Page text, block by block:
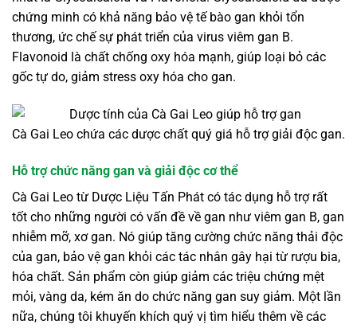
chứng minh có khả năng bảo vệ tế bào gan khỏi tổn
thương, ức chế sự phát triển của virus viêm gan B.
Flavonoid là chất chống oxy hóa mạnh, giúp loại bỏ các
gốc tự do, giảm stress oxy hóa cho gan.
Cà Gai Leo chứa các dược chất quý giá hỗ trợ giải độc gan.
Hỗ trợ chức năng gan và giải độc cơ thể
Cà Gai Leo từ Dược Liệu Tấn Phát có tác dụng hỗ trợ rất
tốt cho những người có vấn đề về gan như viêm gan B, gan
nhiễm mỡ, xơ gan. Nó giúp tăng cường chức năng thải độc
của gan, bảo vệ gan khỏi các tác nhân gây hại từ rượu bia,
hóa chất. Sản phẩm còn giúp giảm các triệu chứng mệt
mỏi, vàng da, kém ăn do chức năng gan suy giảm. Một lần
nữa, chúng tôi khuyến khích quý vị tìm hiểu thêm về các